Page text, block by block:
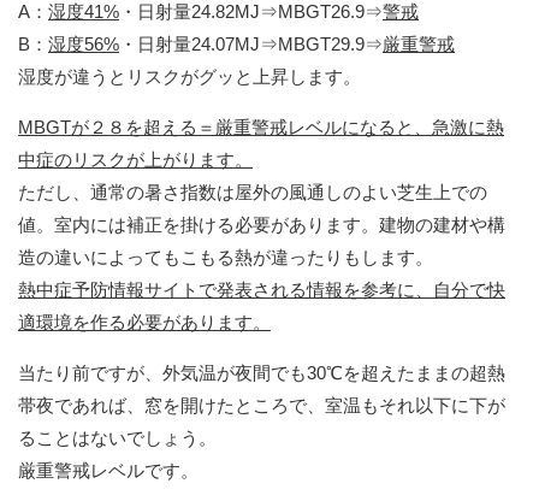
A： 湿度41% ・日射量24.82MJ⇒MBGT26.9⇒警戒
B： 湿度56% ・日射量24.07MJ⇒MBGT29.9⇒厳重警戒
湿度が違うとリスクがグッと上昇します。
MBGTが２８を超える＝厳重警戒レベルになると、急激に熱
中症のリスクが上がります。
ただし、通常の暑さ指数は屋外の風通しのよい芝生上での
値。室内には補正を掛ける必要があります。建物の建材や構
造の違いによってもこもる熱が違ったりもします。
熱中症予防情報サイトで発表される情報を参考に、自分で快
適環境を作る必要があります。
当たり前ですが、外気温が夜間でも30℃を超えたままの超熱
帯夜であれば、窓を開けたところで、室温もそれ以下に下が
ることはないでしょう。
厳重警戒レベルです。